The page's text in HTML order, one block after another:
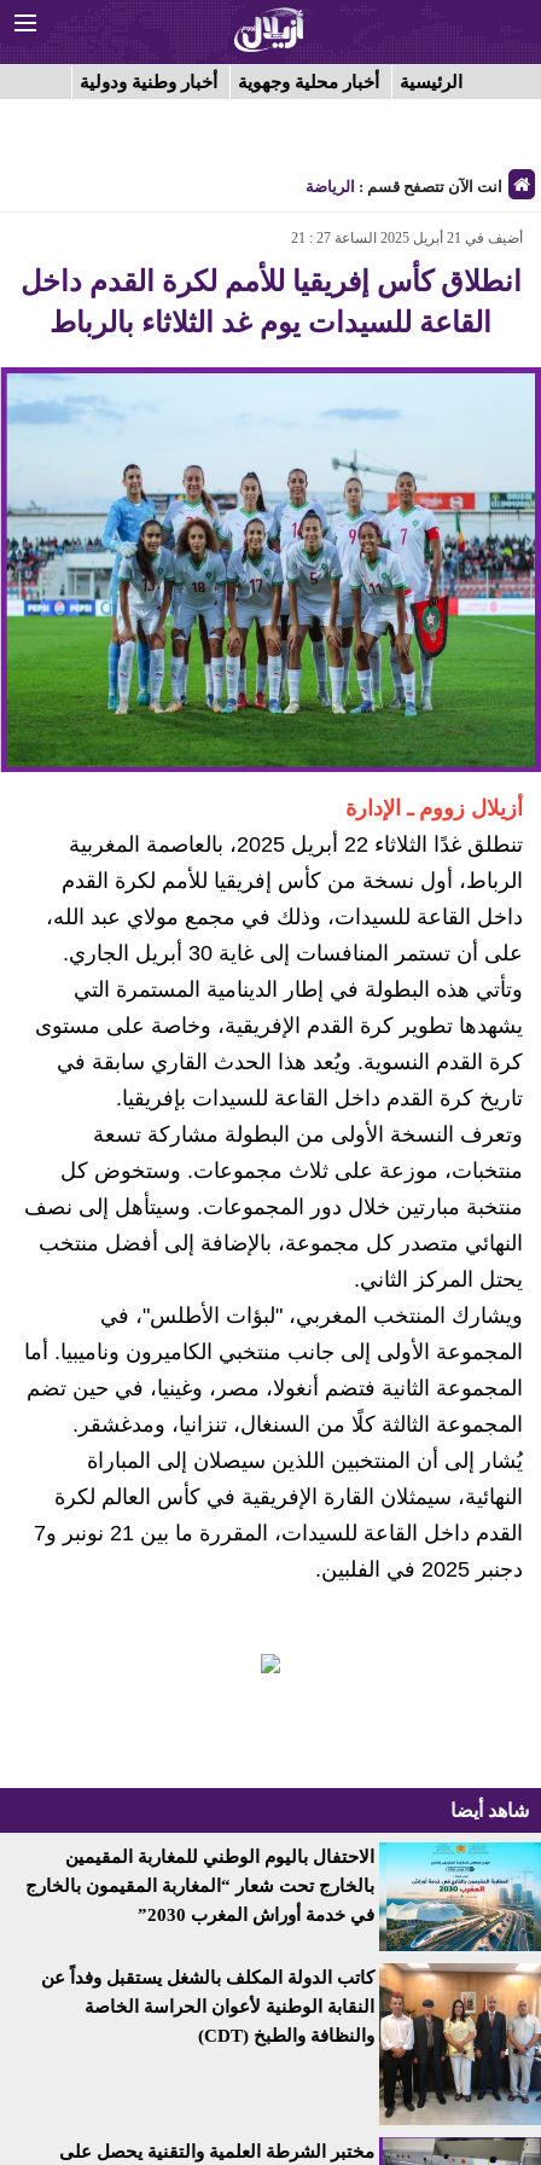
الرئيسية أخبار محلية وجهوية أخبار وطنية ودولية
انت الآن تتصفح قسم : الرياضة
أضيف في 21 أبريل 2025 الساعة 27 : 21
انطلاق كأس إفريقيا للأمم لكرة القدم داخل
القاعة للسيدات يوم غد الثلاثاء بالرباط
أزيلال زووم ـ الإدارة
تنطلق غدًا الثلاثاء 22 أبريل 2025، بالعاصمة المغربية
الرباط، أول نسخة من كأس إفريقيا للأمم لكرة القدم
داخل القاعة للسيدات، وذلك في مجمع مولاي عبد الله،
على أن تستمر المنافسات إلى غاية 30 أبريل الجاري.
وتأتي هذه البطولة في إطار الدينامية المستمرة التي
يشهدها تطوير كرة القدم الإفريقية، وخاصة على مستوى
كرة القدم النسوية. ويُعد هذا الحدث القاري سابقة في
تاريخ كرة القدم داخل القاعة للسيدات بإفريقيا.
وتعرف النسخة الأولى من البطولة مشاركة تسعة
منتخبات، موزعة على ثلاث مجموعات. وستخوض كل
منتخبة مبارتين خلال دور المجموعات. وسيتأهل إلى نصف
النهائي متصدر كل مجموعة، بالإضافة إلى أفضل منتخب
يحتل المركز الثاني.
ويشارك المنتخب المغربي، "لبؤات الأطلس"، في
المجموعة الأولى إلى جانب منتخبي الكاميرون وناميبيا. أما
المجموعة الثانية فتضم أنغولا، مصر، وغينيا، في حين تضم
المجموعة الثالثة كلًا من السنغال، تنزانيا، ومدغشقر.
يُشار إلى أن المنتخبين اللذين سيصلان إلى المباراة
النهائية، سيمثلان القارة الإفريقية في كأس العالم لكرة
القدم داخل القاعة للسيدات، المقررة ما بين 21 نونبر و7
دجنبر 2025 في الفلبين.
شاهد أيضا
الاحتفال باليوم الوطني للمغاربة المقيمين
بالخارج تحت شعار “المغاربة المقيمون بالخارج
في خدمة أوراش المغرب 2030”
كاتب الدولة المكلف بالشغل يستقبل وفداً عن
النقابة الوطنية لأعوان الحراسة الخاصة
والنظافة والطبخ (CDT)
مختبر الشرطة العلمية والتقنية يحصل على